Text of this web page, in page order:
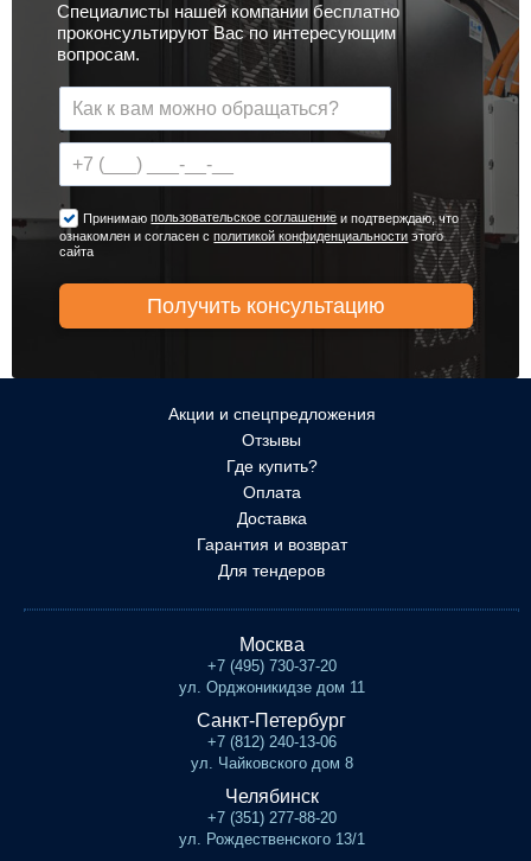
Специалисты нашей компании бесплатно
проконсультируют Вас по интересующим
вопросам.
Принимаюпользовательское соглашение и подтверждаю, что
ознакомлен и согласен сполитикой конфиденциальности этого
сайта
Акции и спецпредложения
Отзывы
Где купить?
Оплата
Доставка
Гарантия и возврат
Для тендеров
Москва
+7 (495) 730-37-20
ул. Орджоникидзе дом 11
Санкт-Петербург
+7 (812) 240-13-06
ул. Чайковского дом 8
Челябинск
+7 (351) 277-88-20
ул. Рождественского 13/1